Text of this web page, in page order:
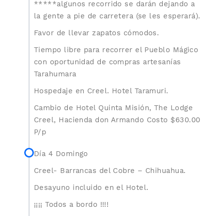
*****algunos recorrido se darán dejando a
la gente a pie de carretera (se les esperará).
Favor de llevar zapatos cómodos.
Tiempo libre para recorrer el Pueblo Mágico
con oportunidad de compras artesanías
Tarahumara
Hospedaje en Creel. Hotel Taramuri.
Cambio de Hotel Quinta Misión, The Lodge
Creel, Hacienda don Armando Costo $630.00
P/p
Día 4 Domingo
Creel- Barrancas del Cobre – Chihuahua.
Desayuno incluido en el Hotel.
¡¡¡¡ Todos a bordo !!!!